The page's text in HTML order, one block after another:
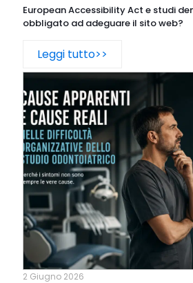
European Accessibility Act e studi
obbligato ad adeguare il sito web?
Leggi tutto>>
2 Giugno 2026